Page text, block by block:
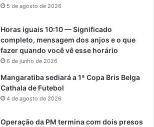
5 de agosto de 2026
Horas iguais 10:10 — Significado
completo, mensagem dos anjos e o que
fazer quando você vê esse horário
6 de junho de 2026
Mangaratiba sediará a 1ª Copa Bris Belga
Cathala de Futebol
4 de agosto de 2026
Operação da PM termina com dois presos